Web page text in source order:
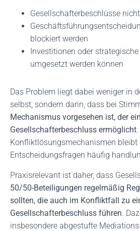
Gesellschafterbeschlüsse
blockiert werden
Investitionen oder
umgesetzt werden können
Das Problem liegt dabei weniger in
selbst, sondern darin, dass bei
Mechanismus vorgesehen ist, der
Gesellschafterbeschluss ermöglicht
Konfliktlösungsmechanismen bleibt
Entscheidungsfragen häufig
Praxisrelevant ist daher, dass
50/50-Beteiligungen regelmäßig
sollten, die auch im Konfliktfall zu
Gesellschafterbeschluss führen.
insbesondere abgestufte